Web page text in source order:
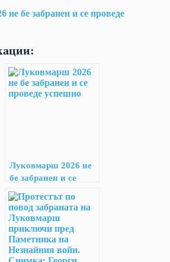
бе забранен и се проведе
Луковмарш 2026 не
бе забранен и се
проведе успешно